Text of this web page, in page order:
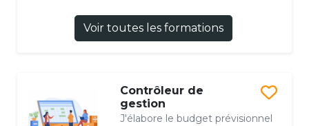
Voir toutes les formations
Contrôleur de
gestion
J'élabore le budget prévisionnel